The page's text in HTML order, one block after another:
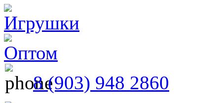
8 (903) 948 2860